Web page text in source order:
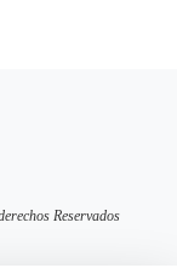
Reservados